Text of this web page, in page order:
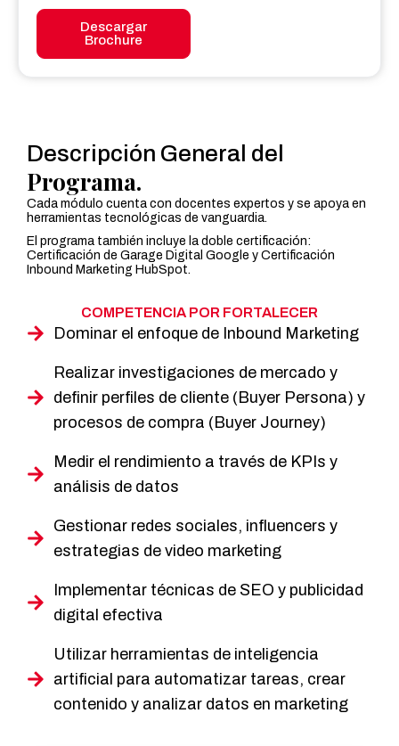
Descargar
Brochure
Descripción General del
Programa.
Cada módulo cuenta con docentes expertos y se apoya en
herramientas tecnológicas de vanguardia.
El programa también incluye la doble certificación:
Certificación de Garage Digital Google y Certificación
Inbound Marketing HubSpot.
COMPETENCIA POR FORTALECER
Dominar el enfoque de Inbound Marketing
Realizar investigaciones de mercado y
definir perfiles de cliente (Buyer Persona) y
procesos de compra (Buyer Journey)
Medir el rendimiento a través de KPIs y
análisis de datos
Gestionar redes sociales, influencers y
estrategias de video marketing
Implementar técnicas de SEO y publicidad
digital efectiva
Utilizar herramientas de inteligencia
artificial para automatizar tareas, crear
contenido y analizar datos en marketing